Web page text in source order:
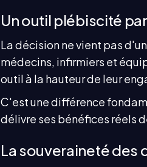
Un outil plébiscité
La décision ne vient pas
médecins, infirmiers et
outil à la hauteur de leur
C'est une différence
délivre ses bénéfices réels
La souveraineté des